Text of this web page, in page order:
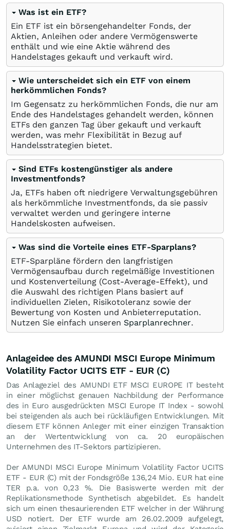
Was ist ein ETF?
Ein ETF ist ein börsengehandelter Fonds, der
Aktien, Anleihen oder andere Vermögenswerte
enthält und wie eine Aktie während des
Handelstages gekauft und verkauft wird.
Wie unterscheidet sich ein ETF von einem
herkömmlichen Fonds?
Im Gegensatz zu herkömmlichen Fonds, die nur am
Ende des Handelstages gehandelt werden, können
ETFs den ganzen Tag über gekauft und verkauft
werden, was mehr Flexibilität in Bezug auf
Handelsstrategien bietet.
Sind ETFs kostengünstiger als andere
Investmentfonds?
Ja, ETFs haben oft niedrigere Verwaltungsgebühren
als herkömmliche Investmentfonds, da sie passiv
verwaltet werden und geringere interne
Handelskosten aufweisen.
Was sind die Vorteile eines ETF-Sparplans?
ETF-Sparpläne fördern den langfristigen
Vermögensaufbau durch regelmäßige Investitionen
und Kostenverteilung (Cost-Average-Effekt), und
die Auswahl des richtigen Plans basiert auf
individuellen Zielen, Risikotoleranz sowie der
Bewertung von Kosten und Anbieterreputation.
Nutzen Sie einfach unseren Sparplanrechner.
Anlageidee des AMUNDI MSCI Europe Minimum
Volatility Factor UCITS ETF - EUR (C)
Das Anlageziel des AMUNDI ETF MSCI EUROPE IT besteht
in einer möglichst genauen Nachbildung der Performance
des in Euro ausgedrückten MSCI Europe IT Index - sowohl
bei steigenden als auch bei rückläufigen Entwicklungen. Mit
diesem ETF können Anleger mit einer einzigen Transaktion
an der Wertentwicklung von ca. 20 europäischen
Unternehmen des IT-Sektors partizipieren.
Der AMUNDI MSCI Europe Minimum Volatility Factor UCITS
ETF - EUR (C) mit der Fondsgröße 136,24 Mio. EUR hat eine
TER p.a. von 0,23 %. Die Basiswerte werden mit der
Replikationsmethode Synthetisch abgebildet. Es handelt
sich um einen thesaurierenden ETF welcher in der Währung
USD notiert. Der ETF wurde am 26.02.2009 aufgelegt,